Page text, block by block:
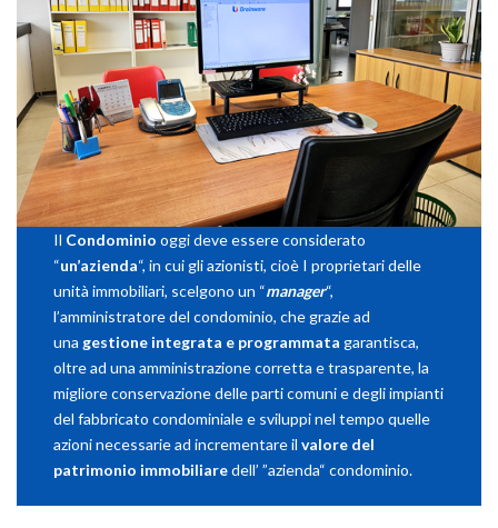
Il Condominio oggi deve essere considerato
“un’azienda“, in cui gli azionisti, cioè I proprietari delle
unità immobiliari, scelgono un “manager“,
l’amministratore del condominio, che grazie ad
una gestione integrata e programmata garantisca,
oltre ad una amministrazione corretta e trasparente, la
migliore conservazione delle parti comuni e degli impianti
del fabbricato condominiale e sviluppi nel tempo quelle
azioni necessarie ad incrementare ilvalore del
patrimonio immobiliaredell’ ”azienda“ condominio.